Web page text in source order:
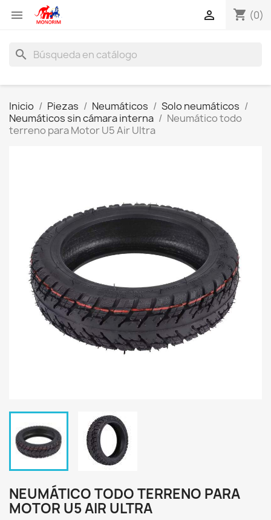
 shopping_cart (0)

search
Inicio Piezas Neumáticos
Solo neumáticos
Neumáticos sin cámara interna
Neumático todo
terreno para Motor U5 Air Ultra
NEUMÁTICO TODO TERRENO PARA
MOTOR U5 AIR ULTRA